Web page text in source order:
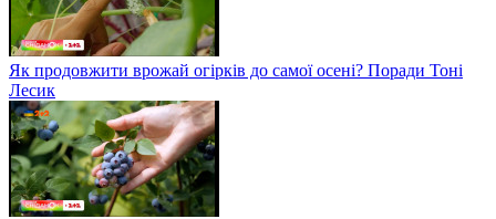
Як продовжити врожай огірків до самої осені? Поради Тоні
Лесик